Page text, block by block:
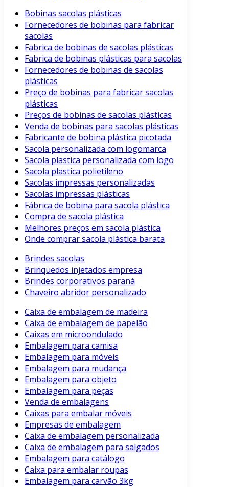
Bobinas sacolas plásticas
Fornecedores de bobinas para fabricar
sacolas
Fabrica de bobinas de sacolas plásticas
Fabrica de bobinas plásticas para sacolas
Fornecedores de bobinas de sacolas
plásticas
Preço de bobinas para fabricar sacolas
plásticas
Preços de bobinas de sacolas plásticas
Venda de bobinas para sacolas plásticas
Fabricante de bobina plástica picotada
Sacola personalizada com logomarca
Sacola plastica personalizada com logo
Sacola plastica polietileno
Sacolas impressas personalizadas
Sacolas impressas plásticas
Fábrica de bobina para sacola plástica
Compra de sacola plástica
Melhores preços em sacola plástica
Onde comprar sacola plástica barata
Brindes sacolas
Brinquedos injetados empresa
Brindes corporativos paraná
Chaveiro abridor personalizado
Caixa de embalagem de madeira
Caixa de embalagem de papelão
Caixas em microondulado
Embalagem para camisa
Embalagem para móveis
Embalagem para mudança
Embalagem para objeto
Embalagem para peças
Venda de embalagens
Caixas para embalar móveis
Empresas de embalagem
Caixa de embalagem personalizada
Caixa de embalagem para salgados
Embalagem para catálogo
Caixa para embalar roupas
Embalagem para carvão 3kg